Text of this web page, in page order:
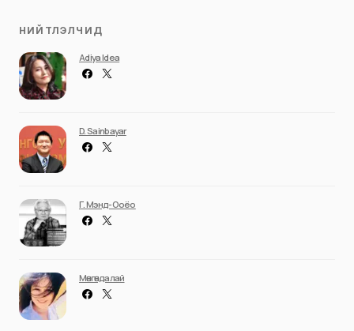
НИЙТЛЭЛЧИД
Adiya Idea
D. Sainbayar
Г. Мэнд-Ооёо
Мөнгөндалай